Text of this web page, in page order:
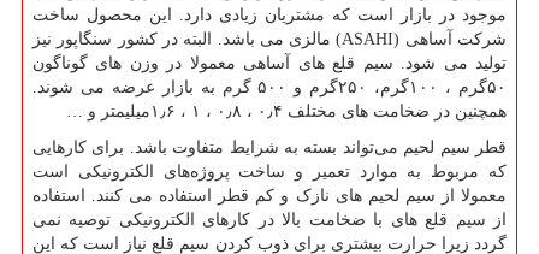
موجود در بازار است که مشتریان زیادی دارد. این محصول ساخت
شرکت آساهی (ASAHI) مالزی می باشد. البته در کشور سنگاپور نیز
تولید می شود. سیم قلع های آساهی معمولا در وزن های گوناگون
۵۰گرم ، ۱۰۰گرم، ۲۵۰گرم و ۵۰۰ گرم به بازار عرضه می شوند.
همچنین در ضخامت های مختلف ۰٫۴ ، ۰٫۸ ، ۱ ، ۱٫۶میلیمتر و …
قطر سیم لحیم می‌تواند بسته به شرایط متفاوت باشد. برای کارهایی
که مربوط به موارد تعمیر و ساخت پروژه‌های الکترونیکی است
معمولا از سیم لحیم های نازک و کم قطر استفاده می کنند. استفاده
از سیم قلع های با ضخامت بالا در کارهای الکترونیکی توصیه نمی
گردد زیرا حرارت بیشتری برای ذوب کردن سیم قلع نیاز است که این